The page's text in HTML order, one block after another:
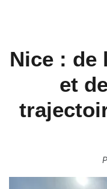
Nice : de
et